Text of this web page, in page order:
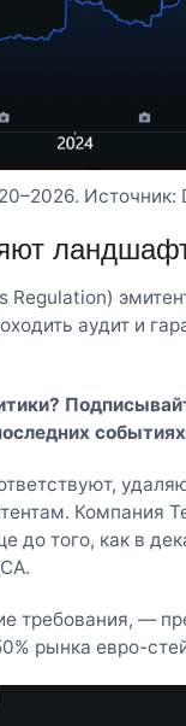
Источник:
аудит и
Компания
до того, как в
требования, —
рынка евро-